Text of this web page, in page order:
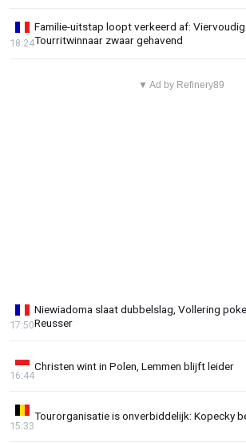
Familie-uitstap loopt verkeerd af: Viervoudig
Tourritwinnaar zwaar gehavend
18:24
▼ Ad by Refinery89
Niewiadoma slaat dubbelslag, Vollering
Reusser
17:50
Christen wint in Polen, Lemmen blijft leider
16:44
Tourorganisatie is onverbiddelijk: Kopecky
15:33